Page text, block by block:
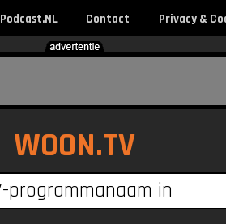
Podcast.NL Contact Privacy &
WOON.TV